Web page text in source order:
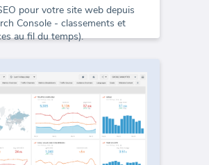
pour votre site web depuis
Console - classements et
au fil du temps).